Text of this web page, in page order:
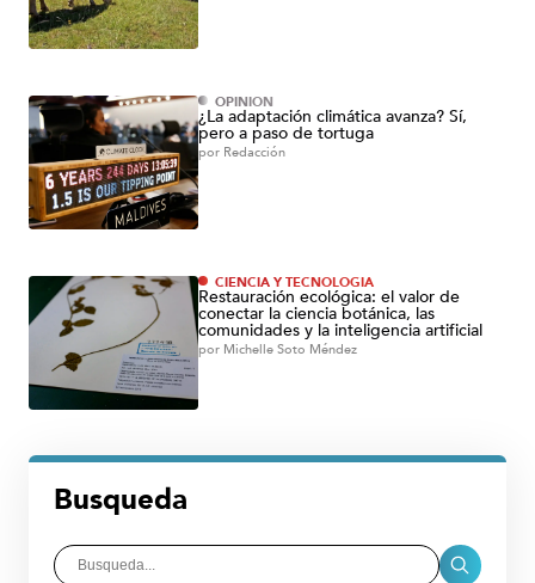
OPINIÓN
¿La adaptación climática avanza? Sí,
pero a paso de tortuga
por Redacción
CIENCIA Y TECNOLOGÍA
Restauración ecológica: el valor de
conectar la ciencia botánica, las
comunidades y la inteligencia artificial
por Michelle Soto Méndez
Busqueda